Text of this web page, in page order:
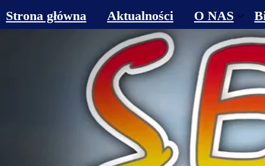
Strona główna Aktualności O NAS
Obiekty
Kontakt
Cennik
Dane do
Deklaracja